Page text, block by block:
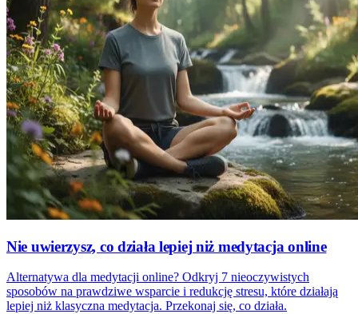
Nie uwierzysz, co działa lepiej niż medytacja online
Alternatywa dla medytacji online? Odkryj 7 nieoczywistych
sposobów na prawdziwe wsparcie i redukcję stresu, które działają
lepiej niż klasyczna medytacja. Przekonaj się, co działa.